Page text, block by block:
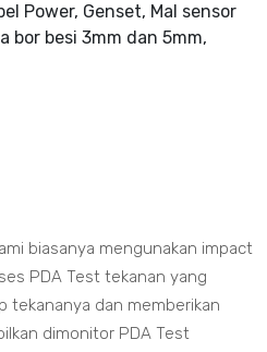
Power, Genset, Mal sensor
bor besi 3mm dan 5mm,
biasanya mengunakan impact
PDA Test tekanan yang
tekananya dan memberikan
dimonitor PDA Test